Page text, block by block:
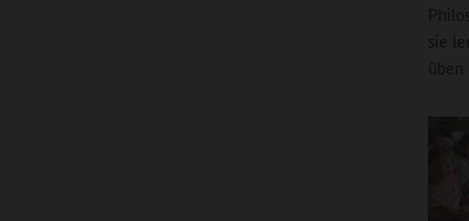
sie